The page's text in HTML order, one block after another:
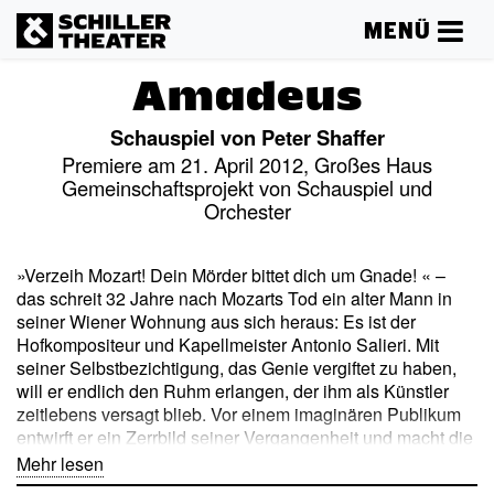
MENÜ
Amadeus
Schauspiel von Peter Shaffer
Premiere am 21. April 2012, Großes Haus
Gemeinschaftsprojekt von Schauspiel und
Orchester
»Verzeih Mozart! Dein Mörder bittet dich um Gnade! « –
das schreit 32 Jahre nach Mozarts Tod ein alter Mann in
seiner Wiener Wohnung aus sich heraus: Es ist der
Hofkompositeur und Kapellmeister Antonio Salieri. Mit
seiner Selbstbezichtigung, das Genie vergiftet zu haben,
will er endlich den Ruhm erlangen, der ihm als Künstler
zeitlebens versagt blieb. Vor einem imaginären Publikum
entwirft er ein Zerrbild seiner Vergangenheit und macht die
Zuschauer zu Zeugen seines Größenwahns. Im Jahre
1780 sitzt Salieri in Wien künstlerisch fest im Sattel. Kaiser
Mehr lesen